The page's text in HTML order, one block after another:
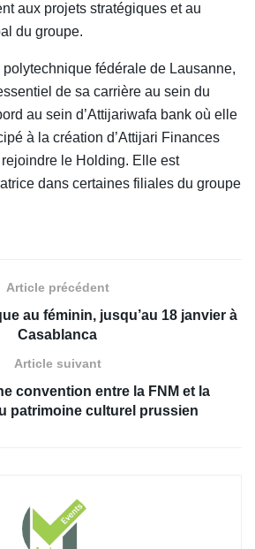
aux projets stratégiques et au
du groupe.
polytechnique fédérale de Lausanne,
de sa carrière au sein du
au sein d’Attijariwafa bank où elle
à la création d’Attijari Finances
le Holding. Elle est
dans certaines filiales du groupe
Article précédent
au féminin, jusqu’au 18 janvier à
Casablanca
Article suivant
convention entre la FNM et la
patrimoine culturel prussien